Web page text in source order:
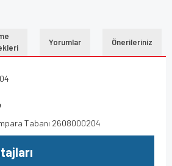
Yorumlar Önerileriniz
Tabanı 2608000204